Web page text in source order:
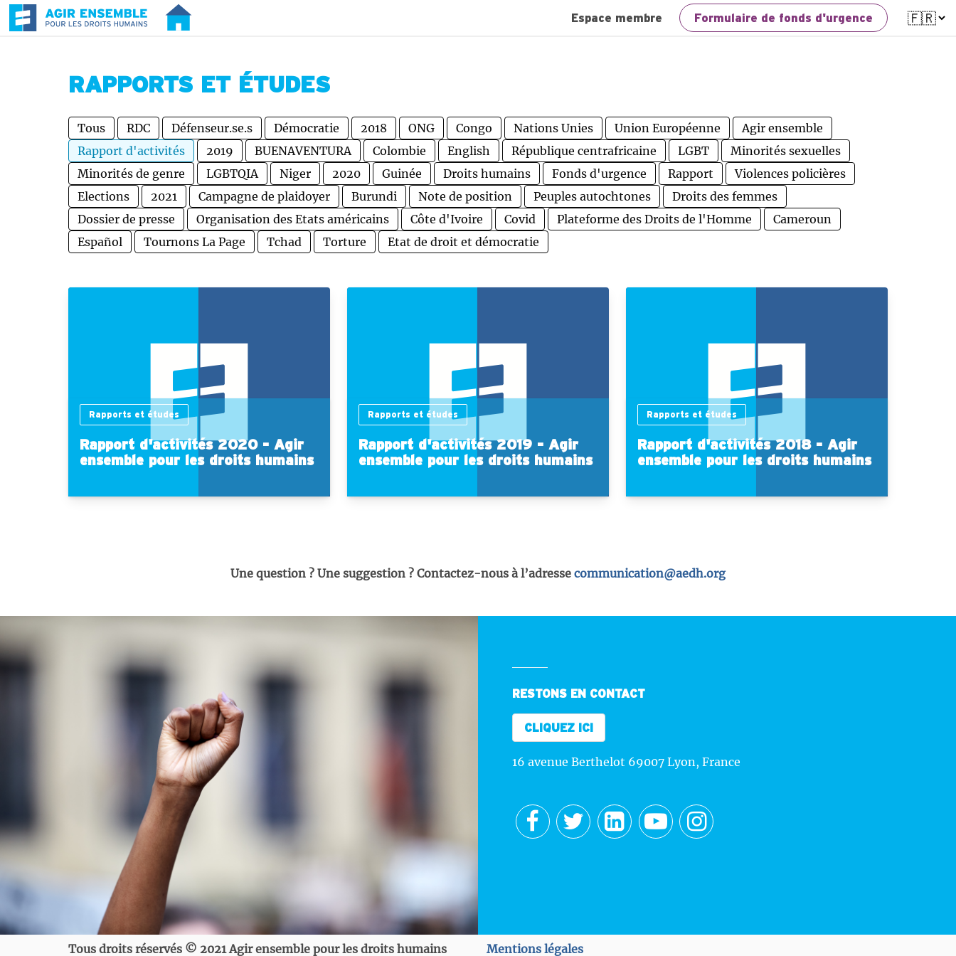
Espace membre Formulaire de fonds d'urgence
RAPPORTS ET ÉTUDES
Tous RDC Défenseur.se.s Démocratie 2018 ONG Congo Nations Unies Union Européenne
Agir ensemble
Rapport d'activités
2019 BUENAVENTURA Colombie English République centrafricaine LGBT
Minorités sexuelles
Minorités de genre
LGBTQIA Niger 2020 Guinée Droits humains Fonds d'urgence Rapport
Violences policières
Elections
2021 Campagne de plaidoyer Burundi Note de position Peuples autochtones
Droits des femmes
Dossier de presse
Organisation des Etats américains Côte d'Ivoire Covid Plateforme des Droits de l'Homme
Cameroun
Español
Tournons La Page Tchad Torture Etat de droit et démocratie
Rapports et études
Rapport d'activités 2020 - Agir
ensemble pour les droits humains
Rapports et études
Rapport d'activités 2019 - Agir
ensemble pour les droits humains
Rapports et études
Rapport d'activités 2018 - Agir
ensemble pour les droits humains
Une question ? Une suggestion ? Contactez-nous à l’adresse communication@aedh.org
RESTONS EN CONTACT
CLIQUEZ ICI
16 avenue Berthelot 69007 Lyon, France
Tous droits réservés © 2021 Agir ensemble pour les droits humains Mentions légales